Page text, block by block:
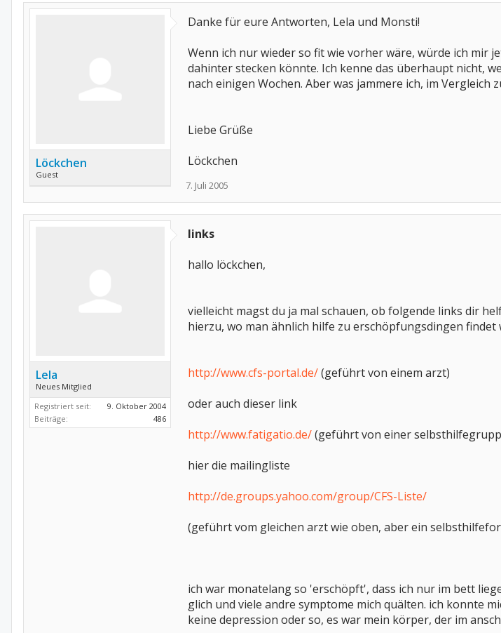
Löckchen
Guest
Danke für eure Antworten, Lela und Monsti!
Wenn ich nur wieder so fit wie vorher wäre, würde ich mir
dahinter stecken könnte. Ich kenne das überhaupt nicht,
nach einigen Wochen. Aber was jammere ich, im
Liebe Grüße
Löckchen
7. Juli 2005
Lela
Neues Mitglied
Registriert seit:
9. Oktober 2004
Beiträge:
486
links
hallo löckchen,
vielleicht magst du ja mal schauen, ob folgende links dir
hierzu, wo man ähnlich hilfe zu erschöpfungsdingen
http://www.cfs-portal.de/(geführt von einem arzt)
oder auch dieser link
http://www.fatigatio.de/(geführt von einer
hier die mailingliste
http://de.groups.yahoo.com/group/CFS-Liste/
(geführt vom gleichen arzt wie oben, aber ein
ich war monatelang so 'erschöpft', dass ich nur im bett
glich und viele andre symptome mich quälten. ich konnte
keine depression oder so, es war mein körper, der im